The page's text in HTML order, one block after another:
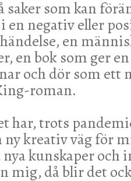
saker som kan
en negativ eller
en
en bok som ger
och dör som
roman.
har, trots
ny kreativ väg för
kunskaper och
mig, då blir det